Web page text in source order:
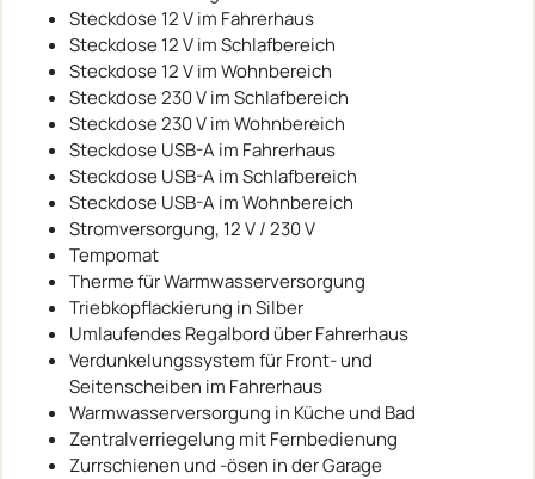
Steckdose 12 V im Fahrerhaus
Steckdose 12 V im Schlafbereich
Steckdose 12 V im Wohnbereich
Steckdose 230 V im Schlafbereich
Steckdose 230 V im Wohnbereich
Steckdose USB-A im Fahrerhaus
Steckdose USB-A im Schlafbereich
Steckdose USB-A im Wohnbereich
Stromversorgung, 12 V / 230 V
Tempomat
Therme für Warmwasserversorgung
Triebkopflackierung in Silber
Umlaufendes Regalbord über Fahrerhaus
Verdunkelungssystem für Front- und
Seitenscheiben im Fahrerhaus
Warmwasserversorgung in Küche und Bad
Zentralverriegelung mit Fernbedienung
Zurrschienen und -ösen in der Garage